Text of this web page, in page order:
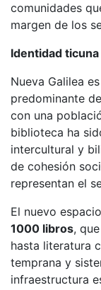
comunidades
margen de los
Identidad
Nueva Galilea
predominante
con una
biblioteca ha
intercultural y
de cohesión
representan el
El nuevo
1000 libros,
hasta literatura
temprana y
infraestructura